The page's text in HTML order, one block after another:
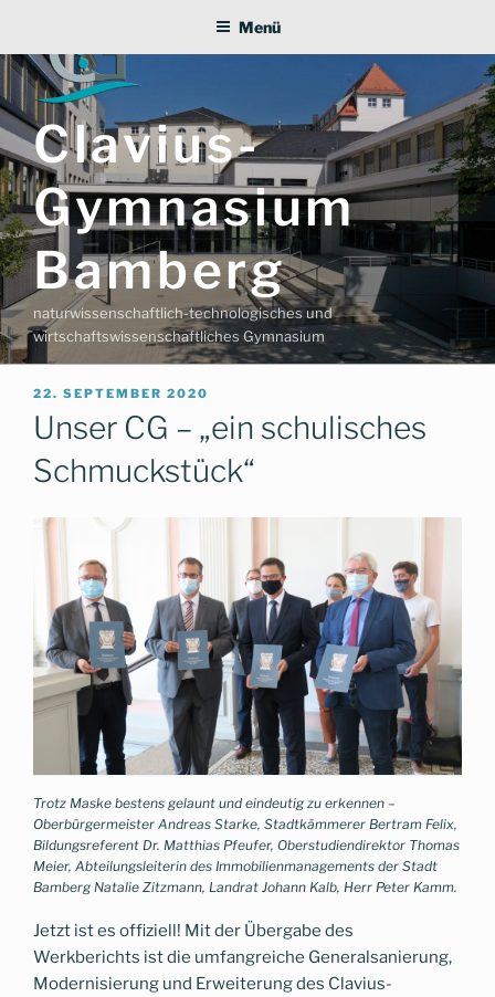
springen
Clavius-
Gymnasium
Bamberg
naturwissenschaftlich-technologisches und
wirtschaftswissenschaftliches Gymnasium
Menü
VERÖFFENTLICHT
AM
22. SEPTEMBER 2020
Unser CG – „ein schulisches
Schmuckstück“
Trotz Maske bestens gelaunt und eindeutig zu erkennen –
Oberbürgermeister Andreas Starke, Stadtkämmerer Bertram Felix,
Bildungsreferent Dr. Matthias Pfeufer, Oberstudiendirektor Thomas
Meier, Abteilungsleiterin des Immobilienmanagements der Stadt
Bamberg Natalie Zitzmann, Landrat Johann Kalb, Herr Peter Kamm.
Jetzt ist es offiziell! Mit der Übergabe des
Werkberichts ist die umfangreiche Generalsanierung,
Modernisierung und Erweiterung des Clavius-